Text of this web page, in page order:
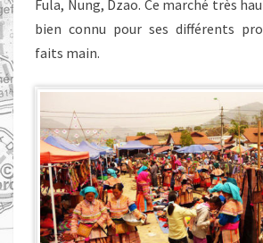
Fula, Nung, Dzao. Ce marché très
bien connu pour ses différents
faits main.